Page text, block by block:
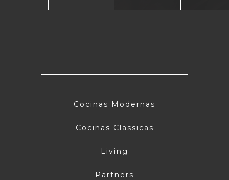
Cocinas Modernas
Cocinas Classicas
Living
Partners